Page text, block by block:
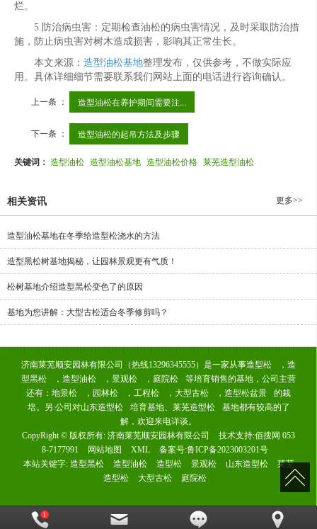
烂。
5.防治病虫害：定期检查油松的病虫害情况，及时采取防治措
施，防止病虫害对树木造成损害，影响其正常生长。
本文来源： 造型油松基地整理发布，仅供参考，不做实际应
用。具体详细细节需要联系我们网站上面的电话进行咨询确认。
上一条 ： 造型油松在养护期间需要注...
下一条 ： 造型油松的起吊方法及步骤
关键词： 造型油松 造型油松基地 造型油松价格 莱芜造型油松
相关资讯 更多>>
造型油松基地在冬季给造型松浇水的方法
造型黑松树基地揭秘，让园林景观更有气质！
松树基地介绍造型黑松变色了的原因
基地为您讲解：大型古松适合冬季修剪吗？
济南莱芜顺安园林有限公司（热线13296345555）是一家从事造型松 ， 造
型黑松
， 造型油松 ， 景观松 ， 庭院松
等培育销售的基地，公司主营
还有： 地景松 ， 园林松 ， 工程松 ， 大型古松 ， 造型松盆景
的栽
培。另:公司对山东造型松 培育基地、 莱芜造型松
基地都有较高的了
解，欢迎来电详谈。
CopyRight © 版权所有: 济南莱芜顺安园林有限公司 技术支持:佰搜网 053
8-7177991
网站地图 XML 备案号:鲁ICP备2023003201号
本站关键字: 造型黑松 造型油松 造型松 景观松 山东造型松
莱芜
造型松
大型古松 庭院松